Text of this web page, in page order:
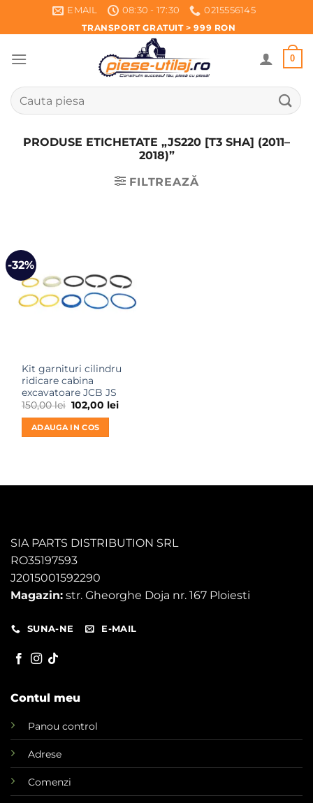
EMAIL 08:30 - 17:30
0215556145
TRANSPORT GRATUIT > 999 RON
0
Caută
după:
PRODUSE ETICHETATE „JS220 [T3 SHA] (2011–
2018)”
FILTREAZĂ
-32%
Kit garnituri cilindru
ridicare cabina
excavatoare JCB JS
150,00lei Prețul
inițial
a
fost:
150,00 lei.
102,00 leiPrețul
ADAUGA IN COS
SIA PARTS DISTRIBUTION SRL
RO35197593
J2015001592290
Magazin: str. Gheorghe Doja nr. 167 Ploiesti
SUNA-NE E-MAIL
Contul meu
Panou control
Adrese
Comenzi